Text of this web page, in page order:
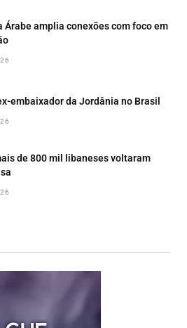
Árabe amplia conexões com foco em
embaixador da Jordânia no Brasil
de 800 mil libaneses voltaram